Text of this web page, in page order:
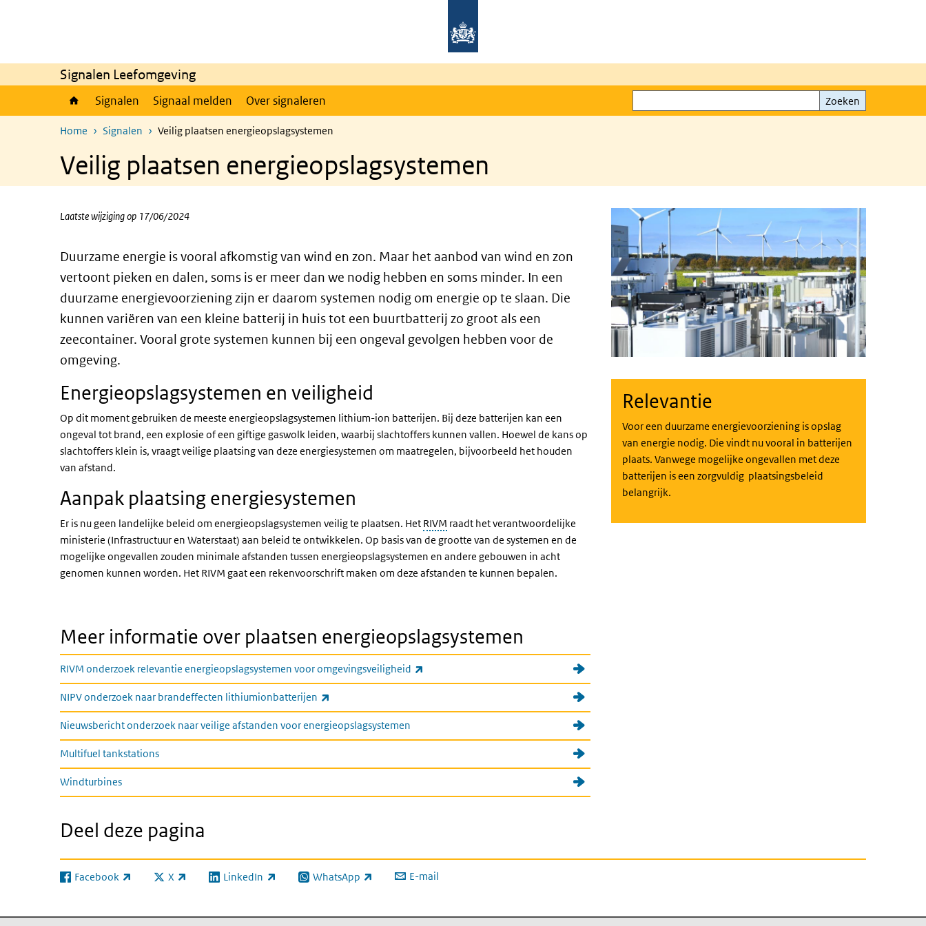
Signalen Leefomgeving
Signalen Signaal melden Over signaleren
Zoeken
Zoeken
Home Signalen Veilig plaatsen energieopslagsystemen
Veilig plaatsen energieopslagsystemen
Laatste wijziging op 17/06/2024
Duurzame energie is vooral afkomstig van wind en zon. Maar het aanbod van wind en zon
vertoont pieken en dalen, soms is er meer dan we nodig hebben en soms minder. In een
duurzame energievoorziening zijn er daarom systemen nodig om energie op te slaan. Die
kunnen variëren van een kleine batterij in huis tot een buurtbatterij zo groot als een
zeecontainer. Vooral grote systemen kunnen bij een ongeval gevolgen hebben voor de
omgeving.
Energieopslagsystemen en veiligheid
Op dit moment gebruiken de meeste energieopslagsystemen lithium-ion batterijen. Bij deze batterijen kan een
ongeval tot brand, een explosie of een giftige gaswolk leiden, waarbij slachtoffers kunnen vallen. Hoewel de kans op
slachtoffers klein is, vraagt veilige plaatsing van deze energiesystemen om maatregelen, bijvoorbeeld het houden
van afstand.
Aanpak plaatsing energiesystemen
Er is nu geen landelijke beleid om energieopslagsystemen veilig te plaatsen. Het RIVM raadt het verantwoordelijke
ministerie (Infrastructuur en Waterstaat) aan beleid te ontwikkelen. Op basis van de grootte van de systemen en de
mogelijke ongevallen zouden minimale afstanden tussen energieopslagsystemen en andere gebouwen in acht
genomen kunnen worden. Het RIVM gaat een rekenvoorschrift maken om deze afstanden te kunnen bepalen.
Meer informatie over plaatsen energieopslagsystemen
RIVM onderzoek relevantie energieopslagsystemen voor omgevingsveiligheid
NIPV onderzoek naar brandeffecten lithiumionbatterijen
Nieuwsbericht onderzoek naar veilige afstanden voor energieopslagsystemen
Multifuel tankstations
Windturbines
Relevantie
Voor een duurzame energievoorziening is opslag
van energie nodig. Die vindt nu vooral in batterijen
plaats. Vanwege mogelijke ongevallen met deze
batterijen is een zorgvuldig plaatsingsbeleid
belangrijk.
Deel deze pagina
Facebook
(externe link) X
(externe link) LinkedIn
(externe link) WhatsApp
(externe link) E-mail